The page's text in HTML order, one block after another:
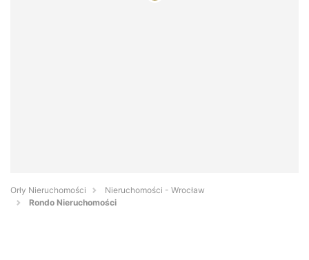
Orły Nieruchomości
Nieruchomości - Wrocław
Rondo Nieruchomości